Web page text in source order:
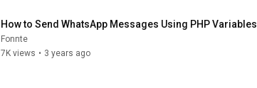
How to Send WhatsApp Messages Using PHP Variables
Fonnte
7K views • 3 years ago